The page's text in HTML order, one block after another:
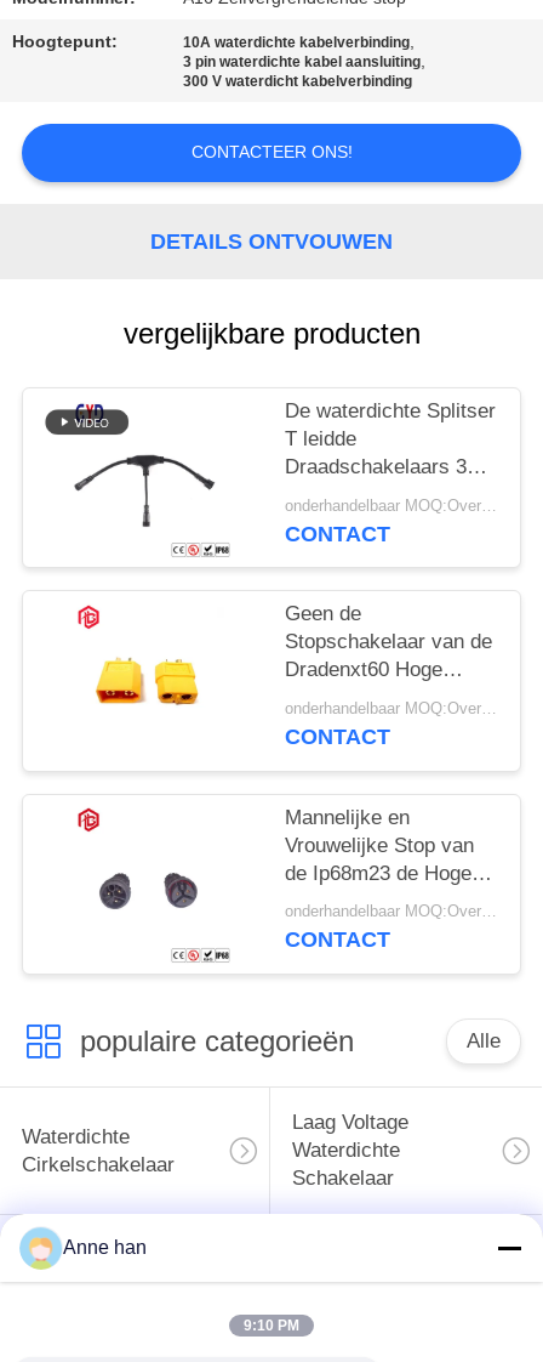
Hoogtepunt: 10A waterdichte kabelverbinding,
3 pin waterdichte kabel aansluiting,
300 V waterdicht kabelverbinding
CONTACTEER ONS!
DETAILS ONTVOUWEN
vergelijkbare producten
De waterdichte Splitser
T leidde
Draadschakelaars 3
Manier Gevormde
Schakelaar
onderhandelbaar MOQ:Overeen te komen
CONTACT
Geen de
Stopschakelaar van de
Dradenxt60 Hoge
Huidige Waterdichte
Schakelaar T
onderhandelbaar MOQ:Overeen te komen
CONTACT
Mannelijke en
Vrouwelijke Stop van
de Ip68m23 de Hoge
Huidige Waterdichte
Schakelaar
onderhandelbaar MOQ:Overeen te komen
CONTACT
populaire categorieën Alle
Waterdichte
Cirkelschakelaar
Laag Voltage
Waterdichte
Schakelaar
Waterdichte
Gegevensschakelaar
Anne han
9:10 PM